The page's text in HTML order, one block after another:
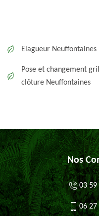
Elagueur Neuffontaines
Pose et changement
clôture Neuffontaines
Nos
03 59
06 27